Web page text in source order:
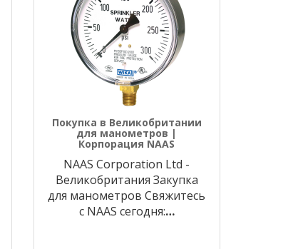
Покупка в Великобритании
для манометров |
Корпорация NAAS
NAAS Corporation Ltd -
Великобритания Закупка
для манометров Свяжитесь
с NAAS сегодня:…